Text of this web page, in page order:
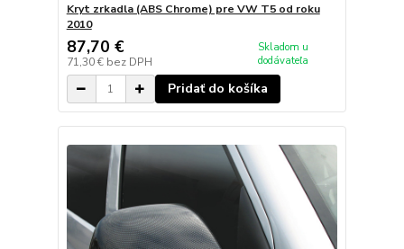
Kryt zrkadla (ABS Chrome) pre VW T5 od roku
2010
87,70 €
71,30 € bez DPH
Skladom u
dodávateľa
Pridať do košíka